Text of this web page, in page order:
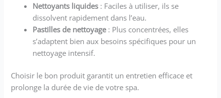
Nettoyants liquides : Faciles à utiliser, ils se
dissolvent rapidement dans l’eau.
Pastilles de nettoyage: Plus concentrées, elles
s’adaptent bien aux besoins spécifiques pour un
nettoyage intensif.
Choisir le bon produit garantit un entretien efficace et
prolonge la durée de vie de votre spa.